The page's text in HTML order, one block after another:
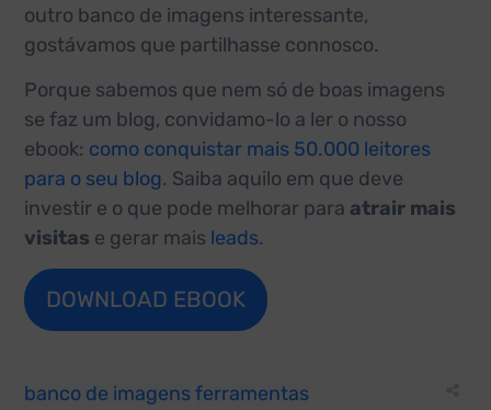
outro banco de imagens interessante,
gostávamos que partilhasse connosco.
Porque sabemos que nem só de boas imagens
se faz um blog, convidamo-lo a ler o nosso
ebook: como conquistar mais 50.000 leitores
para o seu blog. Saiba aquilo em que deve
investir e o que pode melhorar para atrair mais
visitas e gerar mais leads.
DOWNLOAD EBOOK
banco de imagens ferramentas